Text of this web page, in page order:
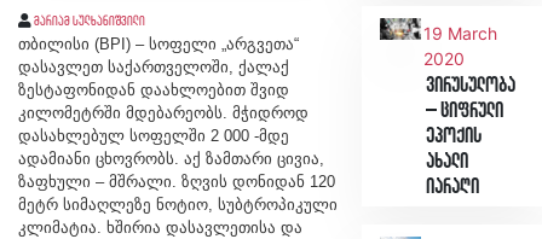
მარიამ სულხანიშვილი
თბილისი (BPI) – სოფელი „არგვეთა“
დასავლეთ საქართველოში, ქალაქ
ზესტაფონიდან დაახლოებით შვიდ
კილომეტრში მდებარეობს. მჭიდროდ
დასახლებულ სოფელში 2 000 -მდე
ადამიანი ცხოვრობს. აქ ზამთარი ცივია,
ზაფხული – მშრალი. ზღვის დონიდან 120
მეტრ სიმაღლეზე ნოტიო, სუბტროპიკული
კლიმატია. ხშირია დასავლეთისა და
19 March
2020
ვირუსულობა
– ციფრული
ეპოქის
ახალი
იარაღი